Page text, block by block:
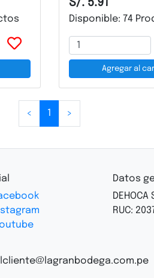
S/. 5.91
Disponible: 74
Agregar al
< 1 >
Datos
DEHOCA
RUC: